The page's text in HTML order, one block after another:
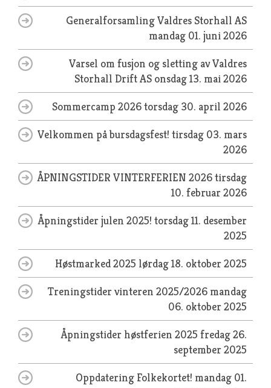
Generalforsamling Valdres Storhall AS
mandag 01. juni 2026
Varsel om fusjon og sletting av Valdres
Storhall Drift AS onsdag 13. mai 2026
Sommercamp 2026torsdag 30. april 2026
Velkommen på bursdagsfest! tirsdag 03. mars
2026
ÅPNINGSTIDER VINTERFERIEN 2026tirsdag
10. februar 2026
Åpningstider julen 2025! torsdag 11. desember
2025
Høstmarked 2025 lørdag 18. oktober 2025
Treningstider vinteren 2025/2026 mandag
06. oktober 2025
Åpningstider høstferien 2025 fredag 26.
september 2025
Oppdatering Folkekortet! mandag 01.